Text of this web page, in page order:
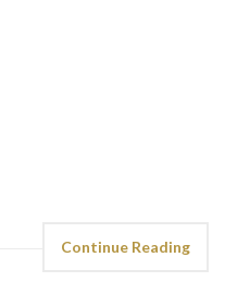
Continue Reading